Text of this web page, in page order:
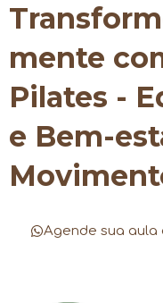
mente
Pilates -
e Bem-
Agende sua aula